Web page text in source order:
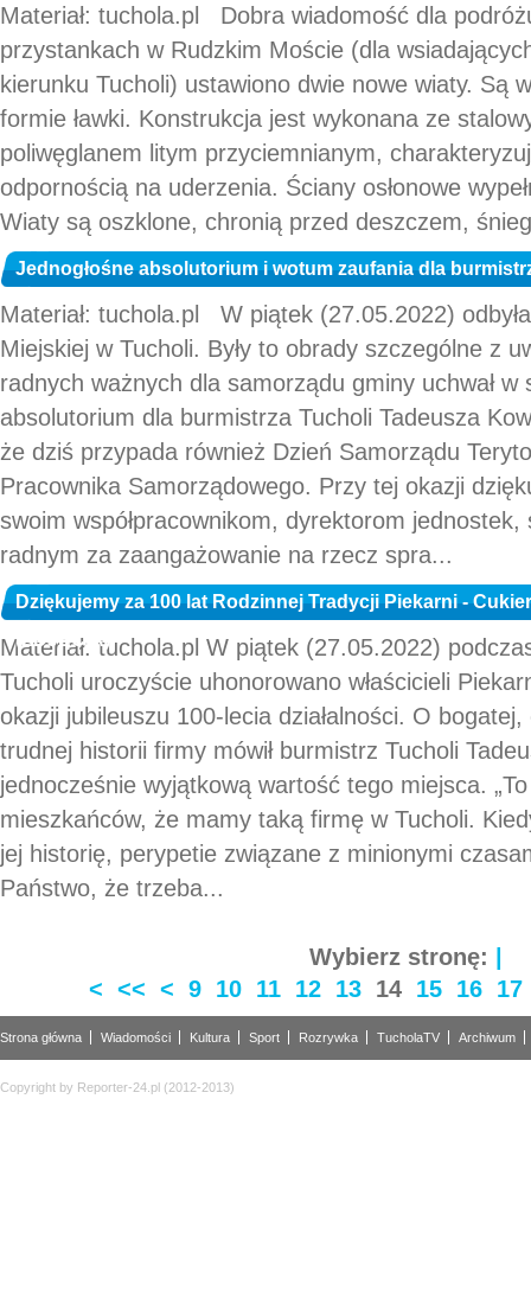
Materiał: tuchola.pl Dobra wiadomość dla
przystankach w Rudzkim Moście (dla
kierunku Tucholi) ustawiono dwie nowe wiaty. Są
formie ławki. Konstrukcja jest wykonana ze
poliwęglanem litym przyciemnianym,
odpornością na uderzenia. Ściany osłonowe
Wiaty są oszklone, chronią przed deszczem,
Jednogłośne absolutorium i wotum zaufania dla
Materiał: tuchola.pl W piątek (27.05.2022)
Miejskiej w Tucholi. Były to obrady szczególne z
radnych ważnych dla samorządu gminy uchwał
absolutorium dla burmistrza Tucholi Tadeusza
że dziś przypada również Dzień Samorządu
Pracownika Samorządowego. Przy tej okazji
swoim współpracownikom, dyrektorom jednostek,
radnym za zaangażowanie na rzecz spra...
Dziękujemy za 100 lat Rodzinnej Tradycji Piekarni -
(ZDJĘCIA)
Materiał: tuchola.pl W piątek (27.05.2022)
Tucholi uroczyście uhonorowano właścicieli
okazji jubileuszu 100-lecia działalności. O
trudnej historii firmy mówił burmistrz Tucholi
jednocześnie wyjątkową wartość tego miejsca.
mieszkańców, że mamy taką firmę w Tucholi.
jej historię, perypetie związane z minionymi
Państwo, że trzeba...
Wybierz stronę: |
< << < 9 10 11 12 13 14 15 16 17
Strona główna Wiadomości Kultura Sport Rozrywka TucholaTV Archiwum
Copyright by Reporter-24.pl (2012-2013)